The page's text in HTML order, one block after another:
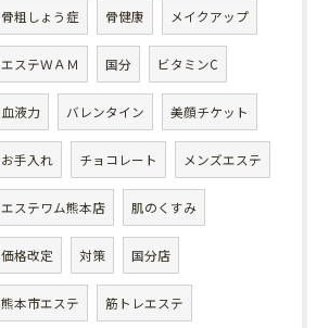
骨粗しょう症 骨健康 メイクアップ
エステＷＡＭ 国分 ビタミンC
血液力 バレンタイン 美顔チケット
お手入れ チョコレート メンズエステ
エステワム熊本店 肌のくすみ
価格改定 対策 国分店
熊本市エステ 筋トレエステ